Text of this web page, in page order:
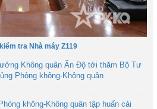
tra Nhà máy Z119
Không quân Ấn Độ tới thăm Bộ Tư
Phòng không-Không quân
không-Không quân tập huấn cải